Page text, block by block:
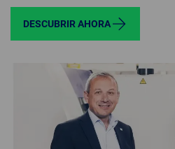
DESCUBRIR AHORA